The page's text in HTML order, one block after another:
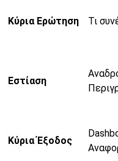
Κύρια Ερώτηση Τι
Εστίαση
Κύρια Έξοδος